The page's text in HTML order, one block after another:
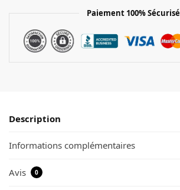
Paiement 100% Sécurisé
Description
Informations complémentaires
Avis 0